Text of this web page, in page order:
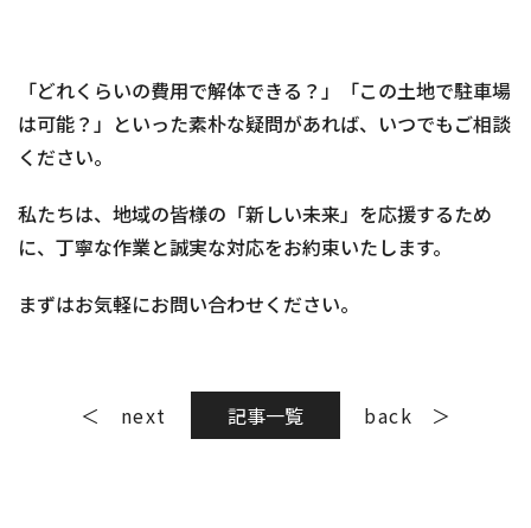
「どれくらいの費用で解体できる？」「この土地で駐車場
は可能？」といった素朴な疑問があれば、いつでもご相談
ください。
私たちは、地域の皆様の「新しい未来」を応援するため
に、丁寧な作業と誠実な対応をお約束いたします。
まずはお気軽にお問い合わせください。
next 記事一覧 back